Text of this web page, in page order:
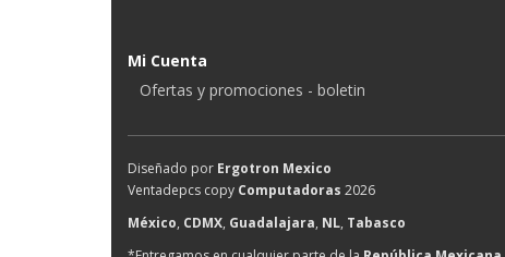
Mi Cuenta
Ofertas y promociones - boletin
Diseñado por Ergotron Mexico
Ventadepcs copy Computadoras 2026
México, CDMX, Guadalajara, NL, Tabasco